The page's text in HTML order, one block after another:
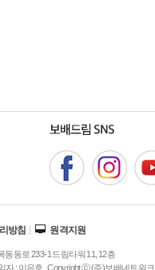
방침 원격지원
동동로 233-1 드림타워 11, 12층
자 : 이은호 Copyright ⓒ (주)보배네트워크